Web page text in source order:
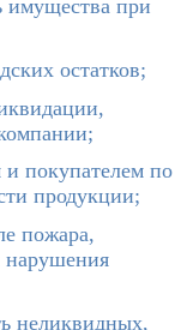
имущества при
остатков;
покупателем по
продукции;
пожара,
нарушения
неликвидных,